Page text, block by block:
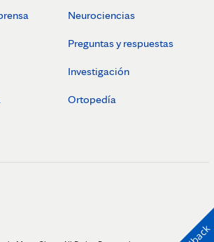
Neurociencias
Preguntas y respuestas
Investigación
Ortopedía